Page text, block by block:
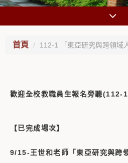
首頁 112-1 「東亞研究與跨領域
歡迎全校教職員生報名旁聽(112-
【已完成場次】
9/15-王世和老師「東亞研究與跨